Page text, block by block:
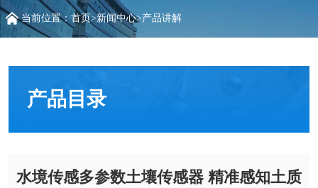
当前位置：首页>新闻中心>产品讲解
产品目录
水境传感多参数土壤传感器 精准感知土质